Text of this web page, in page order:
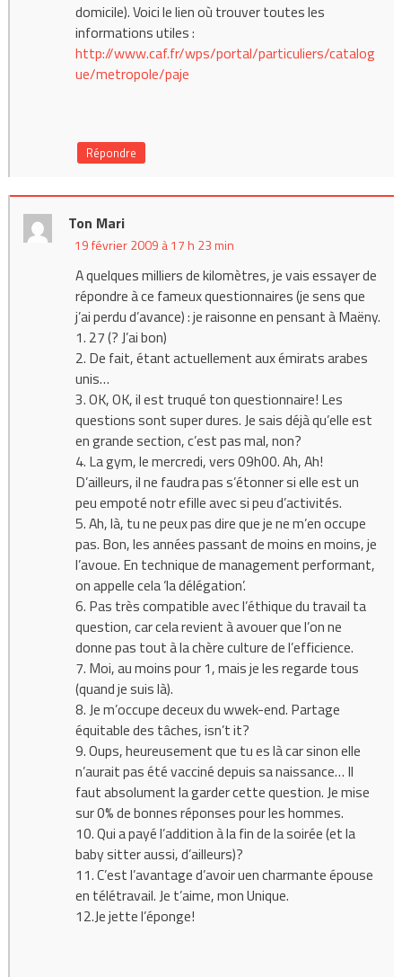
domicile). Voici le lien où trouver toutes les
informations utiles :
http://www.caf.fr/wps/portal/particuliers/catalog
ue/metropole/paje
Répondre
Ton Mari
19 février 2009 à 17 h 23 min
A quelques milliers de kilomètres, je vais essayer de
répondre à ce fameux questionnaires (je sens que
j’ai perdu d’avance) : je raisonne en pensant à Maëny.
1. 27 (? J’ai bon)
2. De fait, étant actuellement aux émirats arabes
unis…
3. OK, OK, il est truqué ton questionnaire! Les
questions sont super dures. Je sais déjà qu’elle est
en grande section, c’est pas mal, non?
4. La gym, le mercredi, vers 09h00. Ah, Ah!
D’ailleurs, il ne faudra pas s’étonner si elle est un
peu empoté notr efille avec si peu d’activités.
5. Ah, là, tu ne peux pas dire que je ne m’en occupe
pas. Bon, les années passant de moins en moins, je
l’avoue. En technique de management performant,
on appelle cela ‘la délégation’.
6. Pas très compatible avec l’éthique du travail ta
question, car cela revient à avouer que l’on ne
donne pas tout à la chère culture de l’efficience.
7. Moi, au moins pour 1, mais je les regarde tous
(quand je suis là).
8. Je m’occupe deceux du wwek-end. Partage
équitable des tâches, isn’t it?
9. Oups, heureusement que tu es là car sinon elle
n’aurait pas été vacciné depuis sa naissance… Il
faut absolument la garder cette question. Je mise
sur 0% de bonnes réponses pour les hommes.
10. Qui a payé l’addition à la fin de la soirée (et la
baby sitter aussi, d’ailleurs)?
11. C’est l’avantage d’avoir uen charmante épouse
en télétravail. Je t’aime, mon Unique.
12.Je jette l’éponge!